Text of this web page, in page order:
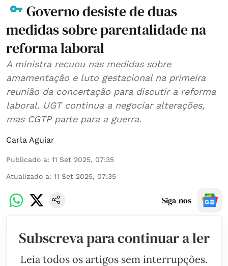
Governo desiste de duas
medidas sobre parentalidade na
reforma laboral
A ministra recuou nas medidas sobre
amamentação e luto gestacional na primeira
reunião da concertação para discutir a reforma
laboral. UGT continua a negociar alterações,
mas CGTP parte para a guerra.
Carla Aguiar
Publicado a: 11 Set 2025, 07:35
Atualizado a: 11 Set 2025, 07:35
Siga-nos
Subscreva para continuar a ler
Leia todos os artigos sem interrupções.